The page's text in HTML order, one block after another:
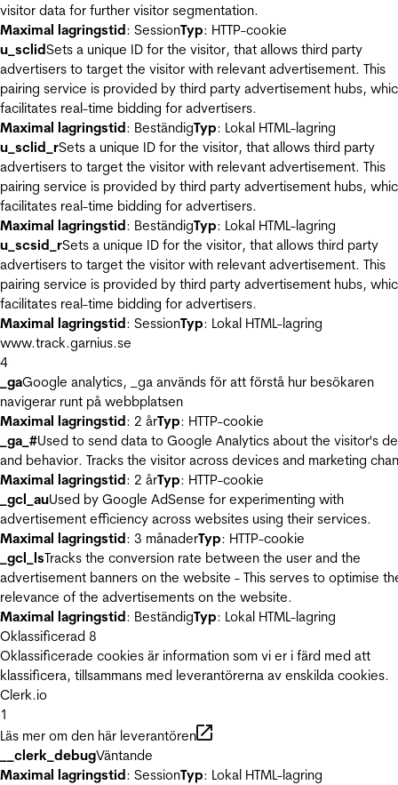
visitor data for further visitor segmentation.
Maximal lagringstid: SessionTyp: HTTP-cookie
u_sclidSets a unique ID for the visitor, that allows third party
advertisers to target the visitor with relevant advertisement. This
pairing service is provided by third party advertisement hubs,
facilitates real-time bidding for advertisers.
Maximal lagringstid: BeständigTyp: Lokal HTML-lagring
u_sclid_rSets a unique ID for the visitor, that allows third party
advertisers to target the visitor with relevant advertisement. This
pairing service is provided by third party advertisement hubs,
facilitates real-time bidding for advertisers.
Maximal lagringstid: BeständigTyp: Lokal HTML-lagring
u_scsid_rSets a unique ID for the visitor, that allows third party
advertisers to target the visitor with relevant advertisement. This
pairing service is provided by third party advertisement hubs,
facilitates real-time bidding for advertisers.
Maximal lagringstid: SessionTyp: Lokal HTML-lagring
www.track.garnius.se
4
_gaGoogle analytics, _ga används för att förstå hur besökaren
navigerar runt på webbplatsen
Maximal lagringstid: 2 årTyp: HTTP-cookie
_ga_#Used to send data to Google Analytics about the visitor's
and behavior. Tracks the visitor across devices and marketing
Maximal lagringstid: 2 årTyp: HTTP-cookie
_gcl_auUsed by Google AdSense for experimenting with
advertisement efficiency across websites using their services.
Maximal lagringstid: 3 månaderTyp: HTTP-cookie
_gcl_lsTracks the conversion rate between the user and the
advertisement banners on the website - This serves to optimise
relevance of the advertisements on the website.
Maximal lagringstid: BeständigTyp: Lokal HTML-lagring
Oklassificerad 8
Oklassificerade cookies är information som vi er i färd med att
klassificera, tillsammans med leverantörerna av enskilda cookies.
Clerk.io
1
Läs mer om den här leverantören
__clerk_debugVäntande
Maximal lagringstid: SessionTyp: Lokal HTML-lagring